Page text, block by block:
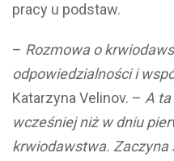
pracy u podstaw.
– Rozmowa o
odpowiedzialności i
Katarzyna Velinov. – A
wcześniej niż w dniu
krwiodawstwa. Zaczyna